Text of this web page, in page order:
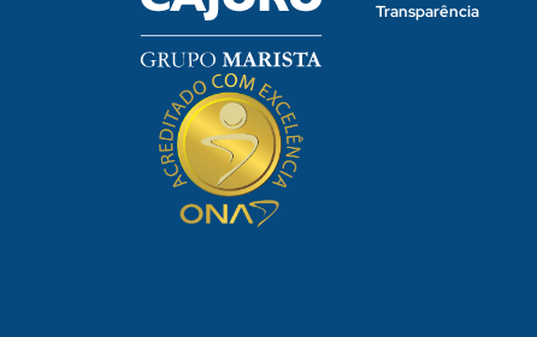
Transparência